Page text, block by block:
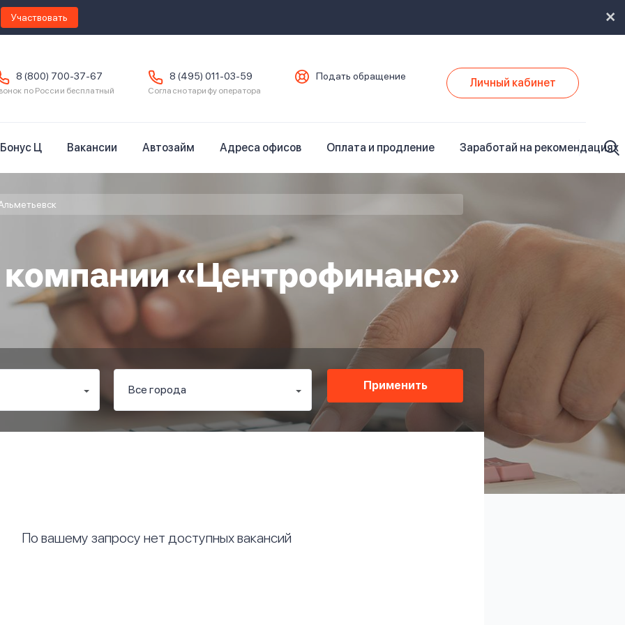
Участвовать
8 (800) 700-37-67
по России бесплатный
8 (495) 011-03-59
Согласно тарифу оператора
Подать обращение Личный кабинет
Бонус Ц Вакансии Автозайм Адреса офисов Оплата и продление Заработай на рекомендациях
компании «Центрофинанс»
Применить
По вашему запросу нет доступных вакансий